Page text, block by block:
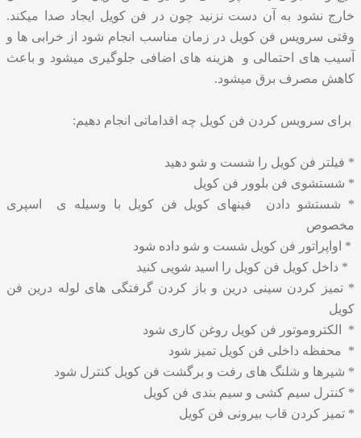
خارج نشود به آن دست نزنید چون در فن کویل ایجاد صدا میکند.
وقتی سرویس فن کویل در زمان مناسب انجام شود از خرابی ها و
آسیب های احتمالی و هزینه های اضافی جلوگیری میشود و باعث
کاهش مصرف برق میشود.
برای سرویس کردن فن کویل چه اقداماتی انجام دهیم:
* فیلتر فن کویل را شست و شو دهید
* شستشوی فن بلوور فن کویل
* شستشو دادن فینهای کویل فن کویل با وسیله ی اسپری
مخصوص
* اواپراتور فن کویل شست و شو داده شود
* داخل کویل فن کویل را اسید شویی کنید
* تمیز کردن سینی درین و باز کردن گرفتگی های لوله درین فن
کویل
* الکتروموتور فن کویل روغن کاری شود
* محفظه داخلی فن کویل تمیز شود
* شیرها و شلنگ های رفت و برگشت فن کویل کنترل شود
* کنترل سیم کشی و سیم بندی فن کویل
* تمیز کردن قاب بیرونی فن کویل